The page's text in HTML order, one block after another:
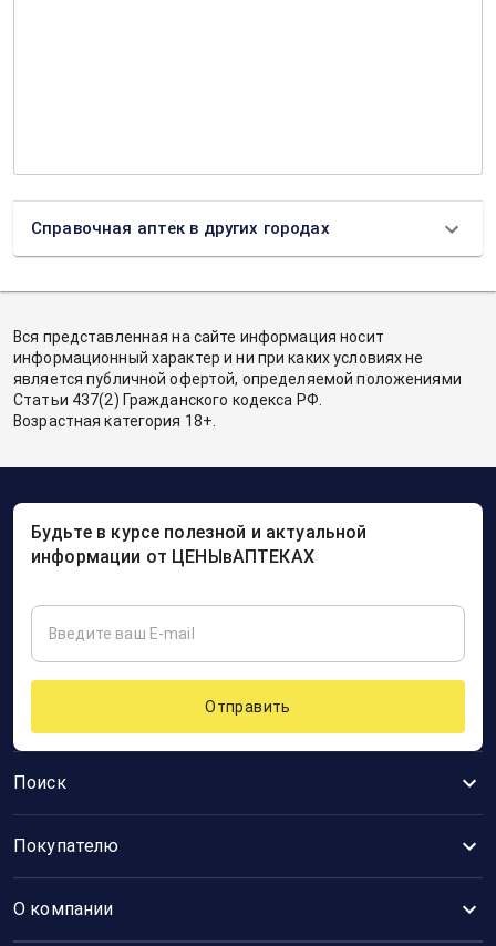
Справочная аптек в других городах
Вся представленная на сайте информация носит
информационный характер и ни при каких условиях не
является публичной офертой, определяемой положениями
Статьи 437(2) Гражданского кодекса РФ.
Возрастная категория 18+.
Поиск
Покупателю
О компании
Будьте в курсе полезной и актуальной
информации от ЦЕНЫвАПТЕКАХ
Отправить